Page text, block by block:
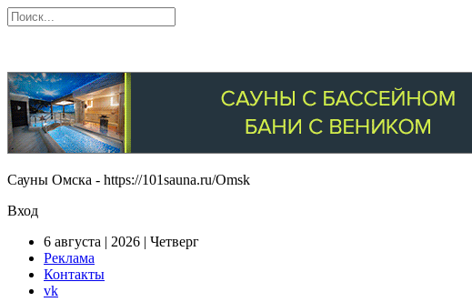
Сауны Омска - https://101sauna.ru/Omsk
Вход
6 августа | 2026 | Четверг
Реклама
Контакты
vk